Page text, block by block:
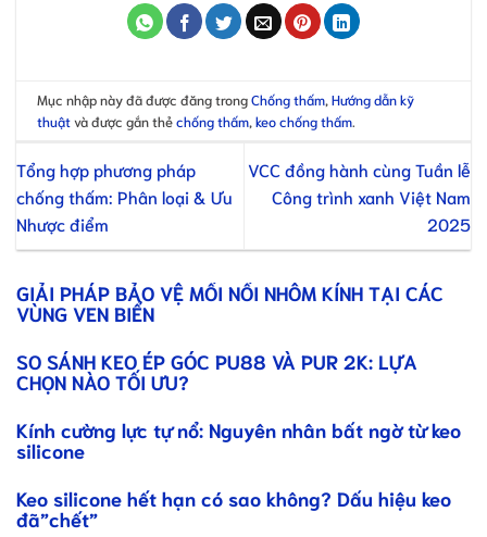
Mục nhập này đã được đăng trongChống thấm ,Hướng dẫn kỹ
thuậtvà được gắn thẻchống thấm ,keo chống thấm
Tổng hợp phương pháp
chống thấm: Phân loại & Ưu
Nhược điểm
VCC đồng hành cùng Tuần lễ
Công trình xanh Việt Nam
2025
GIẢI PHÁP BẢO VỆ MỐI NỐI NHÔM KÍNH TẠI CÁC
VÙNG VEN BIỂN
SO SÁNH KEO ÉP GÓC PU88 VÀ PUR 2K: LỰA
CHỌN NÀO TỐI ƯU?
Kính cường lực tự nổ: Nguyên nhân bất ngờ từ keo
silicone
Keo silicone hết hạn có sao không? Dấu hiệu keo
đã”chết”